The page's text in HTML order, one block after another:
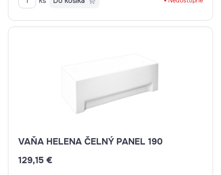
VAŇA HELENA ČELNÝ PANEL 190
129,15 €